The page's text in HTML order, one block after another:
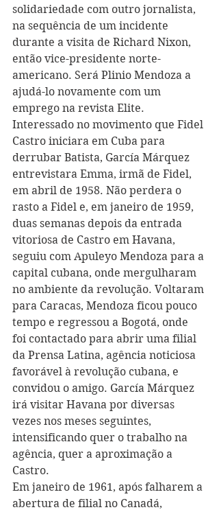
solidariedade com outro jornalista,
na sequência de um incidente
durante a visita de Richard Nixon,
então vice-presidente norte-
americano. Será Plinio Mendoza a
ajudá-lo novamente com um
emprego na revista Elite.
Interessado no movimento que Fidel
Castro iniciara em Cuba para
derrubar Batista, García Márquez
entrevistara Emma, irmã de Fidel,
em abril de 1958. Não perdera o
rasto a Fidel e, em janeiro de 1959,
duas semanas depois da entrada
vitoriosa de Castro em Havana,
seguiu com Apuleyo Mendoza para a
capital cubana, onde mergulharam
no ambiente da revolução. Voltaram
para Caracas, Mendoza ficou pouco
tempo e regressou a Bogotá, onde
foi contactado para abrir uma filial
da Prensa Latina, agência noticiosa
favorável à revolução cubana, e
convidou o amigo. García Márquez
irá visitar Havana por diversas
vezes nos meses seguintes,
intensificando quer o trabalho na
agência, quer a aproximação a
Castro.
Em janeiro de 1961, após falharem a
abertura de filial no Canadá,